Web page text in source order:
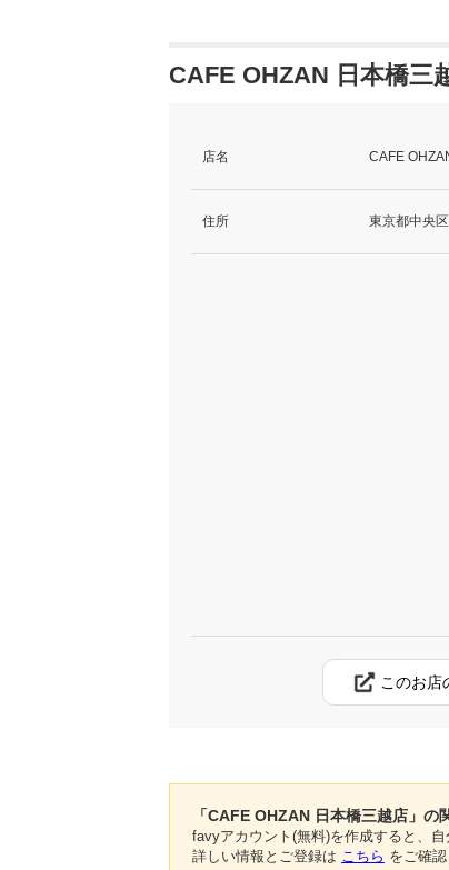
CAFE OHZAN 日本橋三
店名 CAFE
住所 東京都中央
このお店
「CAFE OHZAN 日本橋三越店」の
favyアカウント(無料)を作成すると、
詳しい情報とご登録は こちら をご確認